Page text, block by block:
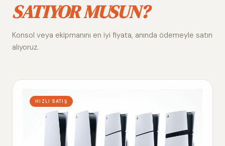
Alım
SATIYOR MUSUN?
Konsol veya ekipmanını en iyi fiyata, anında ödemeyle satın
alıyoruz.
HIZLI SATIŞ